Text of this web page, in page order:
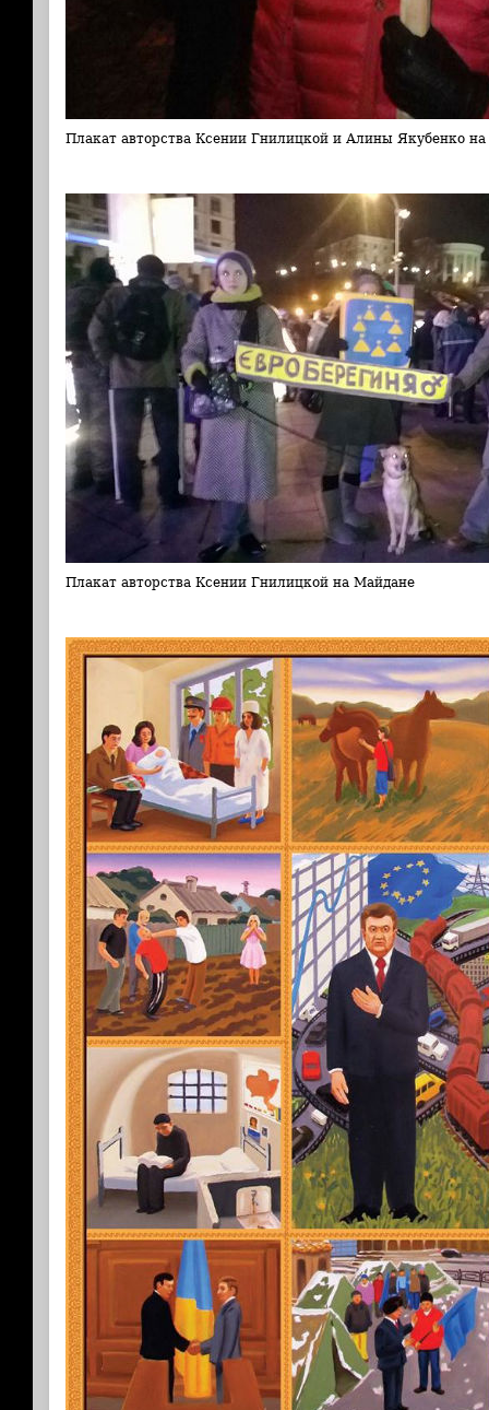
Плакат авторства Ксении Гнилицкой и Алины Якубенко
Плакат авторства Ксении Гнилицкой на Майдане